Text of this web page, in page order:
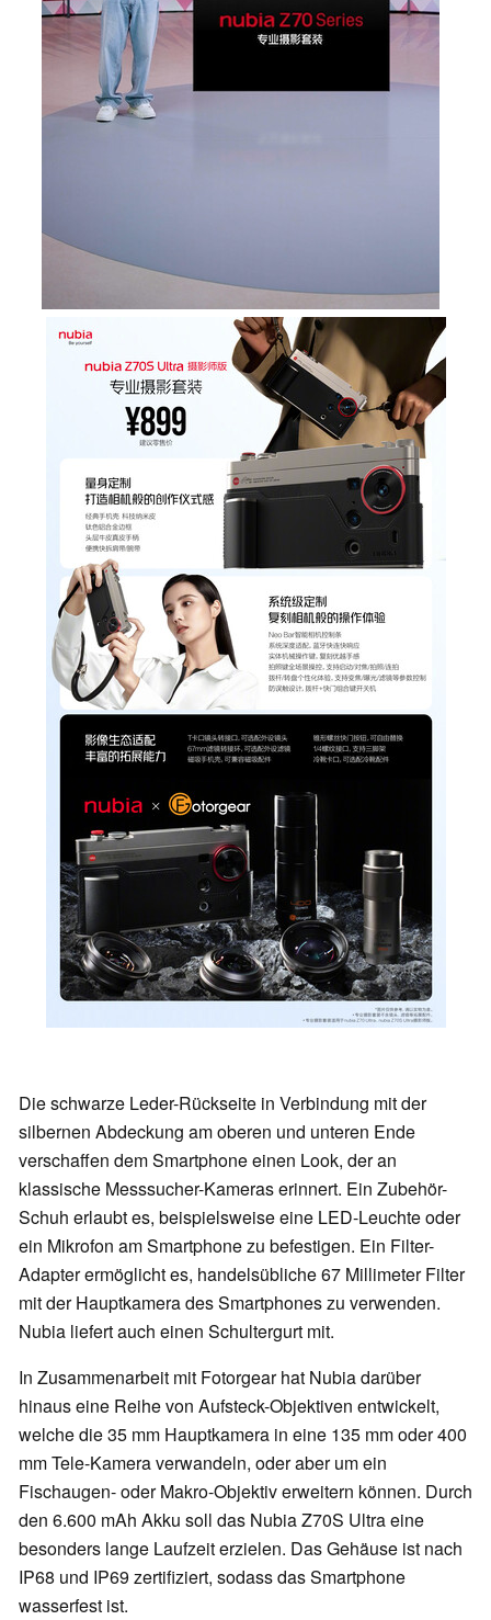
Die schwarze Leder-Rückseite in Verbindung mit der
silbernen Abdeckung am oberen und unteren Ende
verschaffen dem Smartphone einen Look, der an
klassische Messsucher-Kameras erinnert. Ein Zubehör-
Schuh erlaubt es, beispielsweise eine LED-Leuchte oder
ein Mikrofon am Smartphone zu befestigen. Ein Filter-
Adapter ermöglicht es, handelsübliche 67 Millimeter Filter
mit der Hauptkamera des Smartphones zu verwenden.
Nubia liefert auch einen Schultergurt mit.
In Zusammenarbeit mit Fotorgear hat Nubia darüber
hinaus eine Reihe von Aufsteck-Objektiven entwickelt,
welche die 35 mm Hauptkamera in eine 135 mm oder 400
mm Tele-Kamera verwandeln, oder aber um ein
Fischaugen- oder Makro-Objektiv erweitern können. Durch
den 6.600 mAh Akku soll das Nubia Z70S Ultra eine
besonders lange Laufzeit erzielen. Das Gehäuse ist nach
IP68 und IP69 zertifiziert, sodass das Smartphone
wasserfest ist.